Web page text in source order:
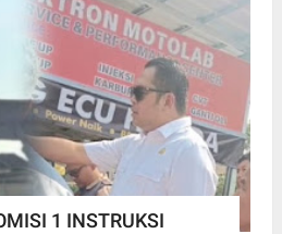
1 INSTRUKSI